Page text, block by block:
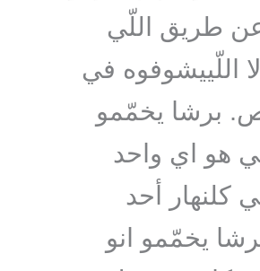
طريق اللّي
اللّييشوفوه في
برشا يخمّمو
هو اي واحد
كلنهار أحد
يخمّمو انو